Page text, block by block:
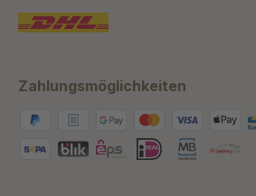
Zahlungsmöglichkeiten